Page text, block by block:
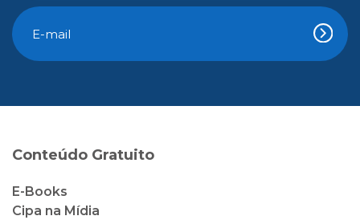
Conteúdo Gratuito
E-Books
Cipa na Mídia